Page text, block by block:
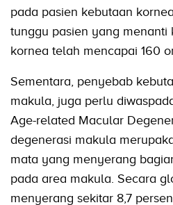
pada pasien kebutaan
tunggu pasien yang menanti
kornea telah mencapai 160
Sementara, penyebab
makula, juga perlu
Age-related Macular
degenerasi makula
mata yang menyerang
pada area makula. Secara
menyerang sekitar 8,7